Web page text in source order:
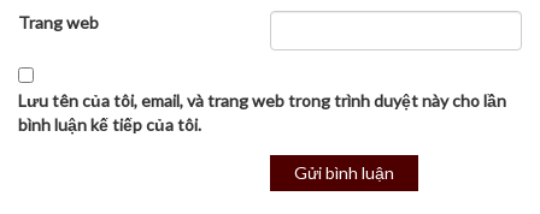
Trang web
Lưu tên của tôi, email, và trang web trong trình duyệt này cho lần
bình luận kế tiếp của tôi.